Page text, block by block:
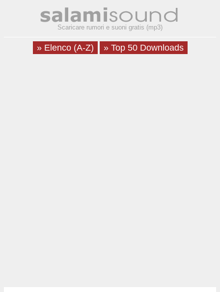
Scaricare rumori e suoni gratis (mp3)
» Elenco (A-Z) » Top 50 Downloads